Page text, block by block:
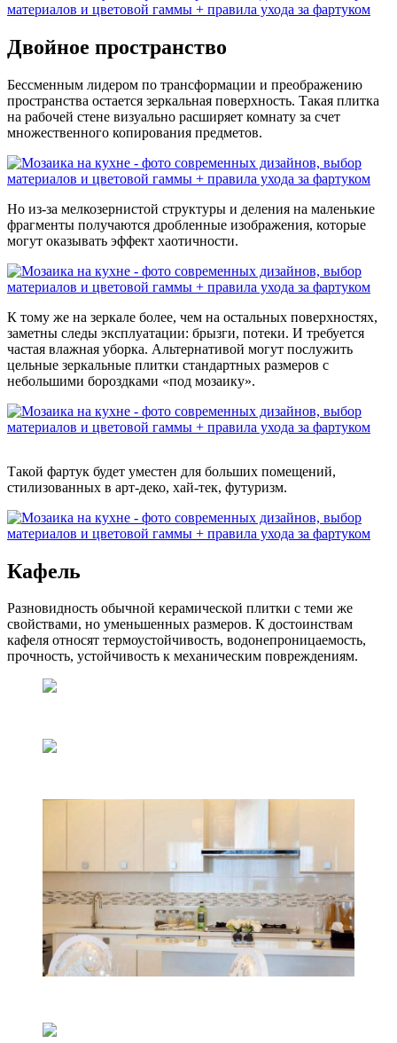
Двойное пространство
Бессменным лидером по трансформации и преображению
пространства остается зеркальная поверхность. Такая плитка
на рабочей стене визуально расширяет комнату за счет
множественного копирования предметов.
Но из-за мелкозернистой структуры и деления на маленькие
фрагменты получаются дробленные изображения, которые
могут оказывать эффект хаотичности.
К тому же на зеркале более, чем на остальных поверхностях,
заметны следы эксплуатации: брызги, потеки. И требуется
частая влажная уборка. Альтернативой могут послужить
цельные зеркальные плитки стандартных размеров с
небольшими бороздками «под мозаику».
Такой фартук будет уместен для больших помещений,
стилизованных в арт-деко, хай-тек, футуризм.
Кафель
Разновидность обычной керамической плитки с теми же
свойствами, но уменьшенных размеров. К достоинствам
кафеля относят термоустойчивость, водонепроницаемость,
прочность, устойчивость к механическим повреждениям.